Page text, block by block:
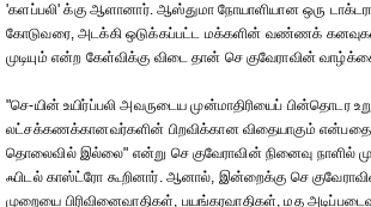
'களப்பலி' க்கு ஆளானார். ஆஸ்துமா நோயாளியான ஒரு
கோடுவரை, அடக்கி ஒடுக்கப்பட்ட மக்களின் வண்ணக்
முடியும் என்ற கேள்விக்கு விடை தான் செ குவேராவின்
"செ-யின் உயிர்ப்பலி அவருடைய முன்மாதிரியைப் பின்தொடர
லட்சக்கணக்கானவர்களின் பிறவிக்கான விதையாகும் என்பதை
தொலைவில் இல்லை" என்று செ குவேராவின் நினைவு நாளில்
ஃபிடல் காஸ்ட்ரோ கூறினார். ஆனால், இன்றைக்கு செ
முறையை பிரிவினைவாதிகள், பயங்கரவாதிகள், மத